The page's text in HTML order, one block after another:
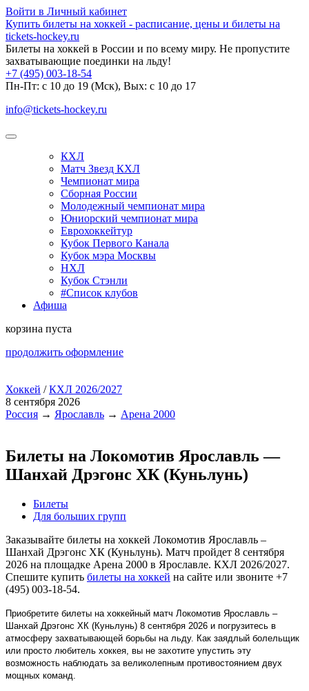
Войти в Личный кабинет
Купить билеты на хоккей - расписание, цены и билеты на
tickets-hockey.ru
Билеты на хоккей в России и по всему миру. Не пропустите
захватывающие поединки на льду!
+7 (495) 003-18-54
Пн-Пт: c 10 до 19 (Мск), Вых: с 10 до 17
info@tickets-hockey.ru
КХЛ
Матч Звезд КХЛ
Чемпионат мира
Сборная России
Молодежный чемпионат мира
Юниорский чемпионат мира
Еврохоккейтур
Кубок Первого Канала
Кубок мэра Москвы
НХЛ
Кубок Стэнли
#Список клубов
Афиша
корзина пуста
продолжить оформление
Хоккей /КХЛ 2026/2027
8 сентября 2026
Россия → Ярославль → Арена 2000
Билеты на Локомотив Ярославль —
Шанхай Дрэгонс ХК (Куньлунь)
Билеты
Для больших групп
Заказывайте билеты на хоккей Локомотив Ярославль –
Шанхай Дрэгонс ХК (Куньлунь). Матч пройдет 8 сентября
2026 на площадке Арена 2000 в Ярославле. КХЛ 2026/2027.
Спешите купить билеты на хоккей на сайте или звоните +7
(495) 003-18-54.
Приобретите билеты на хоккейный матч Локомотив Ярославль –
Шанхай Дрэгонс ХК (Куньлунь) 8 сентября 2026 и погрузитесь в
атмосферу захватывающей борьбы на льду. Как заядлый болельщик
или просто любитель хоккея, вы не захотите упустить эту
возможность наблюдать за великолепным противостоянием двух
мощных команд.